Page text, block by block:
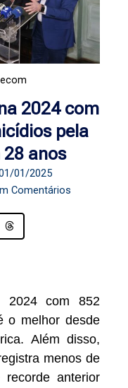
2024 com
pela
anos
01/2025
Comentários
2024 com 852
o melhor desde
Além disso,
menos de
anterior